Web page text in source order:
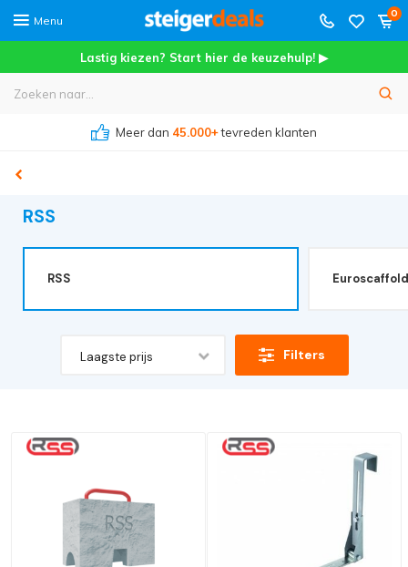
Menu
0
Lastig kiezen? Start hier de keuzehulp! ▶
Meer dan 45.000+tevreden klanten
RSS
RSS Euroscaffold
Laagste prijs Filters